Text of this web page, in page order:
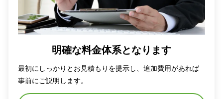
明確な料金体系となります
最初にしっかりとお見積もりを提示し、追加費用があれば
事前にご説明します。